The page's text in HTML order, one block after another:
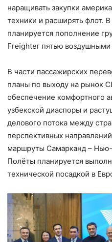
наращивать закупки
техники и расширять флот.
планируется пополнение
Freighter пятью воздушными
В части пассажирских
планы по выходу на рынок
обеспечение комфортного
узбекской диаспоры и
делового потока между
перспективных
маршруты Самарканд –
Полёты планируется
технической посадкой в